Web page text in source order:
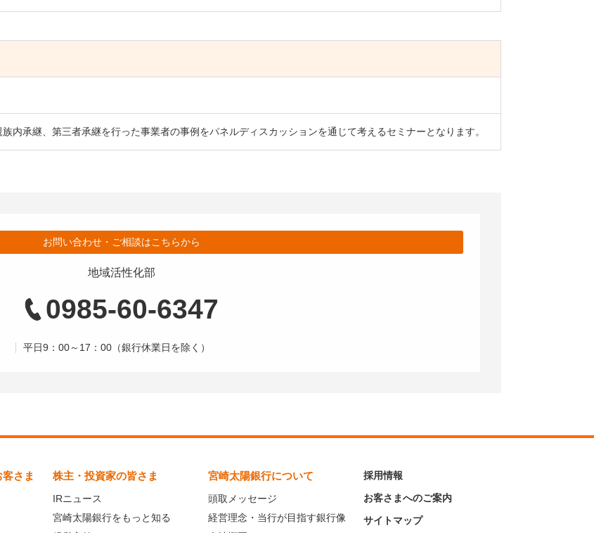
内承継、第三者承継を行った事業者の事例をパネルディスカッションを通じて考えるセミナーとなります。
お問い合わせ・ご相談はこちらから
地域活性化部
0985-60-6347
平日9：00～17：00（銀行休業日を除く）
さま 株主・投資家の皆さま
IRニュース
宮崎太陽銀行をもっと知る
宮崎太陽銀行について
頭取メッセージ
経営理念・当行が目指す銀行像
採用情報
お客さまへのご案内
サイトマップ